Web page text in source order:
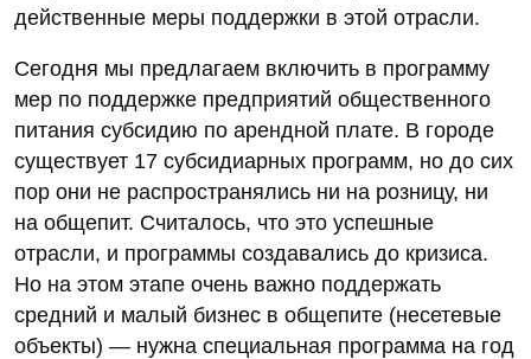
действенные меры поддержки в этой отрасли.
Сегодня мы предлагаем включить в программу
мер по поддержке предприятий общественного
питания субсидию по арендной плате. В городе
существует 17 субсидиарных программ, но до сих
пор они не распространялись ни на розницу, ни
на общепит. Считалось, что это успешные
отрасли, и программы создавались до кризиса.
Но на этом этапе очень важно поддержать
средний и малый бизнес в общепите (несетевые
объекты) — нужна специальная программа на год